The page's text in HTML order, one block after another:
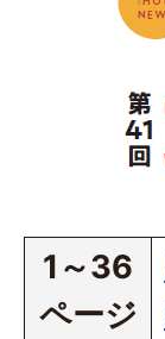
1～36
ページ